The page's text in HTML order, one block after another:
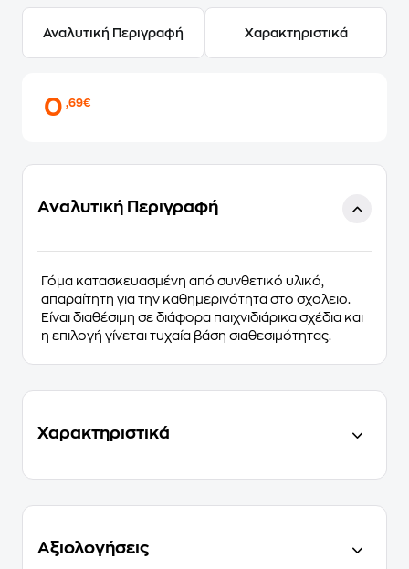
Αναλυτική Περιγραφή Χαρακτηριστικά
0,69€
Αναλυτική Περιγραφή
Γόμα κατασκευασμένη από συνθετικό υλικό,
απαραίτητη για την καθημερινότητα στο σχολειο.
Είναι διαθέσιμη σε διάφορα παιχνιδιάρικα σχέδια και
η επιλογή γίνεται τυχαία βάση σιαθεσιμότητας.
Χαρακτηριστικά
Αξιολογήσεις